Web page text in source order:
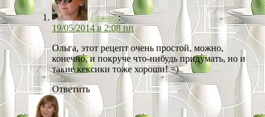
Галина:
19/05/2014 в 2:08 пп
Ольга, этот рецепт очень простой, можно,
конечно, и покруче что-нибудь придумать, но и
такие кексики тоже хороши! =)
Ответить